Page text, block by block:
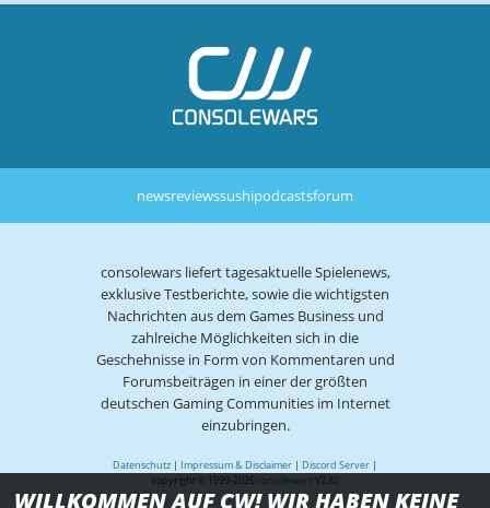
newsreviewssushipodcastsforum
consolewars liefert tagesaktuelle Spielenews,
exklusive Testberichte, sowie die wichtigsten
Nachrichten aus dem Games Business und
zahlreiche Möglichkeiten sich in die
Geschehnisse in Form von Kommentaren und
Forumsbeiträgen in einer der größten
deutschen Gaming Communities im Internet
einzubringen.
Datenschutz | Impressum & Disclaimer | Discord Server |
copyright © 1999-2026 consolewars V2.82
WILLKOMMEN AUF CW! WIR HABEN KEINE